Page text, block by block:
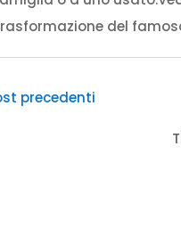
del
precedenti